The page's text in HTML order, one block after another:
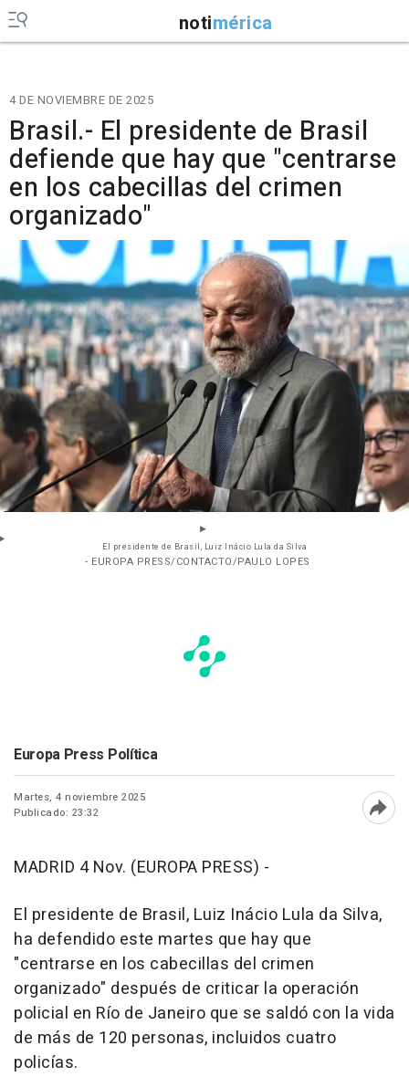
notimérica
4 DE NOVIEMBRE DE 2025
Brasil.- El presidente de Brasil
defiende que hay que "centrarse
en los cabecillas del crimen
organizado"
El presidente de Brasil, Luiz Inácio Lula da Silva
- EUROPA PRESS/CONTACTO/PAULO LOPES
Europa Press Política
Martes, 4 noviembre 2025
Publicado: 23:32
MADRID 4 Nov. (EUROPA PRESS) -
El presidente de Brasil, Luiz Inácio Lula da Silva,
ha defendido este martes que hay que
"centrarse en los cabecillas del crimen
organizado" después de criticar la operación
policial en Río de Janeiro que se saldó con la vida
de más de 120 personas, incluidos cuatro
policías.